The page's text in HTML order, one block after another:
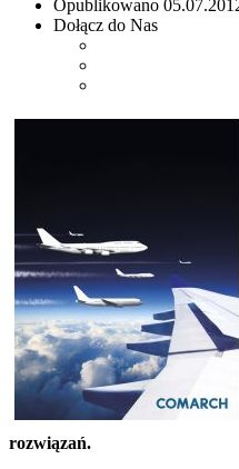
Opublikowano
Dołącz do Nas
rozwiązań.